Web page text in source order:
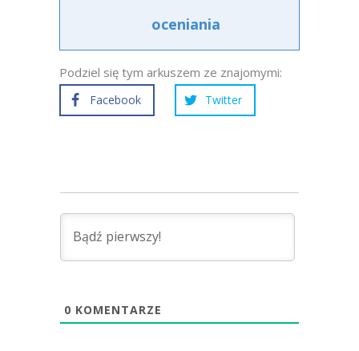
oceniania
Podziel się tym arkuszem ze znajomymi:
Facebook Twitter
0 KOMENTARZE